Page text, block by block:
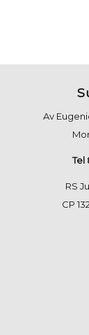
Av
Tel
RS
CP